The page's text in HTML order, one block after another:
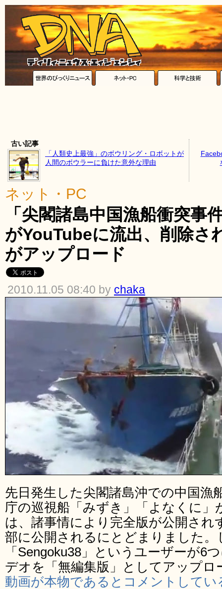
古い記事
「人類史上最強」のボウリング・ロボットが
人間のボウラーに負けた意外な理由
ネット・PC
「尖閣諸島中国漁船衝突事
がYouTubeに流出、削除さ
がアップロード
2010.11.05 08:40 by chaka
先日発生した尖閣諸島沖での中国漁
庁の巡視船「みずき」「よなくに」
は、諸事情により完全版が公開され
部に公開されるにとどまりました。
「Sengoku38」というユーザーが6
デオを「無編集版」としてアップロ
動画が本物であるとコメントしてい